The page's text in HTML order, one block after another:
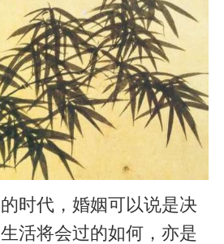
代，婚姻可以说是决
活将会过的如何，亦是